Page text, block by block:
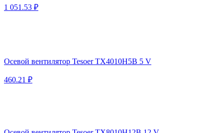
1 051.53 ₽
Осевой вентилятор Tesoer TX4010H5B 5 V
460.21 ₽